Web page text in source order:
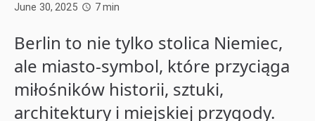
June 30, 2025 7min
Berlin to nie tylko stolica Niemiec,
ale miasto-symbol, które przyciąga
miłośników historii, sztuki,
architektury i miejskiej przygody.